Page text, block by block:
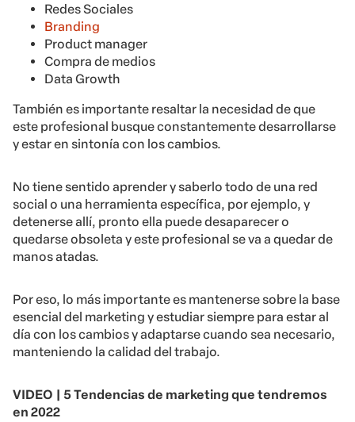
Redes Sociales
Branding
Product manager
Compra de medios
Data Growth
También es importante resaltar la necesidad de que
este profesional busque constantemente desarrollarse
y estar en sintonía con los cambios.
No tiene sentido aprender y saberlo todo de una red
social o una herramienta específica, por ejemplo, y
detenerse allí, pronto ella puede desaparecer o
quedarse obsoleta y este profesional se va a quedar de
manos atadas.
Por eso, lo más importante es mantenerse sobre la base
esencial del marketing y estudiar siempre para estar al
día con los cambios y adaptarse cuando sea necesario,
manteniendo la calidad del trabajo.
VIDEO | 5 Tendencias de marketing que tendremos
en 2022